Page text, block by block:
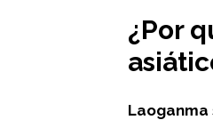
¿Por
Laoganma